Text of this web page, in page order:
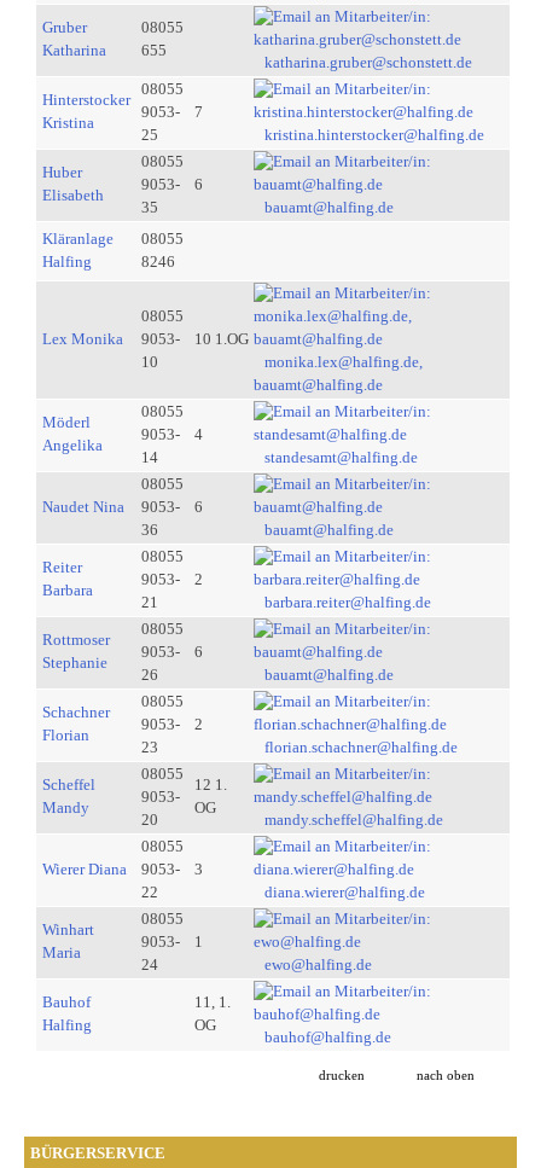
BÜRGERSERVICE
Gruber
Katharina
08055
655
katharina.gruber@schonstett.de
Hinterstocker
Kristina
08055
9053-
25
7
kristina.hinterstocker@halfing.de
Huber
Elisabeth
08055
9053-
35
6
bauamt@halfing.de
Kläranlage
Halfing
08055
8246
Lex Monika
08055
9053-
10
10 1.OG
monika.lex@halfing.de,
bauamt@halfing.de
Möderl
Angelika
08055
9053-
14
4
standesamt@halfing.de
Naudet Nina
08055
9053-
36
6
bauamt@halfing.de
Reiter
Barbara
08055
9053-
21
2
barbara.reiter@halfing.de
Rottmoser
Stephanie
08055
9053-
26
6
bauamt@halfing.de
Schachner
Florian
08055
9053-
23
2
florian.schachner@halfing.de
Scheffel
Mandy
08055
9053-
20
12 1.
OG
mandy.scheffel@halfing.de
Wierer Diana
08055
9053-
22
3
diana.wierer@halfing.de
Winhart
Maria
08055
9053-
24
1
ewo@halfing.de
Bauhof
Halfing
11, 1.
OG
bauhof@halfing.de
drucken nach oben